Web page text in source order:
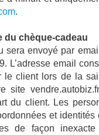
.
du chèque-cadeau
sera envoyé par
L’adresse email
le client lors de la
site
du client. Les
et identités
de façon inexacte